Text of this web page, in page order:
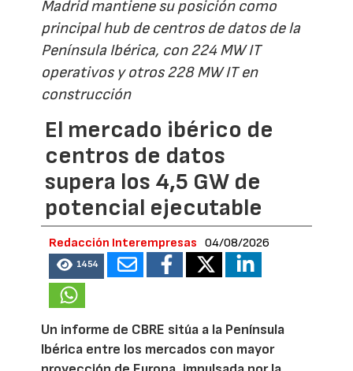
Madrid mantiene su posición como
principal hub de centros de datos de la
Península Ibérica, con 224 MW IT
operativos y otros 228 MW IT en
construcción
El mercado ibérico de
centros de datos
supera los 4,5 GW de
potencial ejecutable
Redacción Interempresas 04/08/2026
1454
Un informe de CBRE sitúa a la Península
Ibérica entre los mercados con mayor